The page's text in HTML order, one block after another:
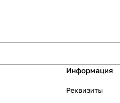
Информация
Реквизиты